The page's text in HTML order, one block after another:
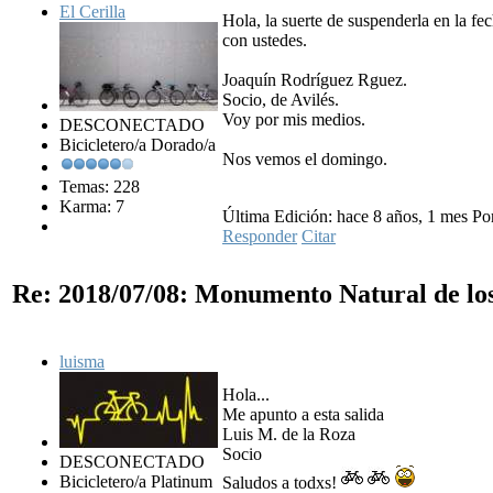
El Cerilla
DESCONECTADO
Bicicletero/a Dorado/a
Temas: 228
Karma: 7
Hola, la suerte de suspenderla en la
con ustedes.
Joaquín Rodríguez Rguez.
Socio, de Avilés.
Voy por mis medios.
Nos vemos el domingo.
Última Edición: hace 8 años, 1 mes
Responder Citar
Re: 2018/07/08: Monumento Natural de
luisma
DESCONECTADO
Bicicletero/a Platinum
Hola...
Me apunto a esta salida
Luis M. de la Roza
Socio
Saludos a todxs!